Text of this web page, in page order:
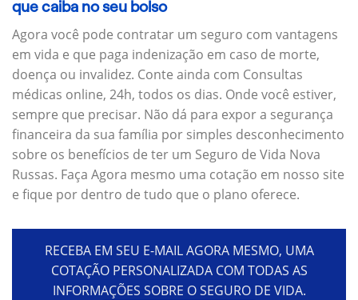
que caiba no seu bolso
Agora você pode contratar um seguro com vantagens
em vida e que paga indenização em caso de morte,
doença ou invalidez. Conte ainda com Consultas
médicas online, 24h, todos os dias. Onde você estiver,
sempre que precisar. Não dá para expor a segurança
financeira da sua família por simples desconhecimento
sobre os benefícios de ter um Seguro de Vida Nova
Russas. Faça Agora mesmo uma cotação em nosso site
e fique por dentro de tudo que o plano oferece.
RECEBA EM SEU E-MAIL AGORA MESMO, UMA
COTAÇÃO PERSONALIZADA COM TODAS AS
INFORMAÇÕES SOBRE O SEGURO DE VIDA.